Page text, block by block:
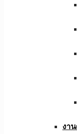
งา